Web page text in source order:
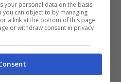
40 minuti a 200°.
guarnire la torta con
your personal data on the basis
you can object to by managing
a link at the bottom of this page
or withdraw consent in privacy